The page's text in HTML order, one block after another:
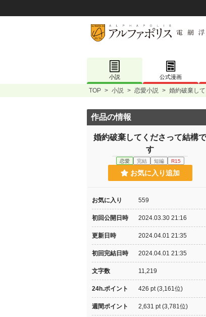
小説 公式漫画
TOP > 小説 > 恋愛小説 > 婚約破棄し
作品の情報
婚約破棄してくださって結構で
す
恋愛 完結 短編 R15
お気に入り追加
お気に入り 559
初回公開日時 2024.03.30 21:16
更新日時 2024.04.01 21:35
初回完結日時 2024.04.01 21:35
文字数 11,219
24h.ポイント 426 pt (3,161位)
週間ポイント 2,631 pt (3,781位)